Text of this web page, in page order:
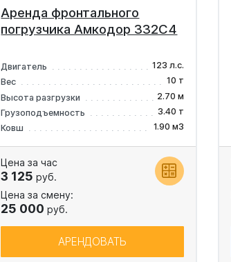
Аренда фронтального
погрузчика Амкодор 332C4
Двигатель
123 л.с.
Вес
10 т
Высота разгрузки
2.70 м
Грузоподъемность
3.40 т
Ковш
1.90 м3
Цена за час
3 125 руб.
Цена за смену:
25 000 руб.
АРЕНДОВАТЬ